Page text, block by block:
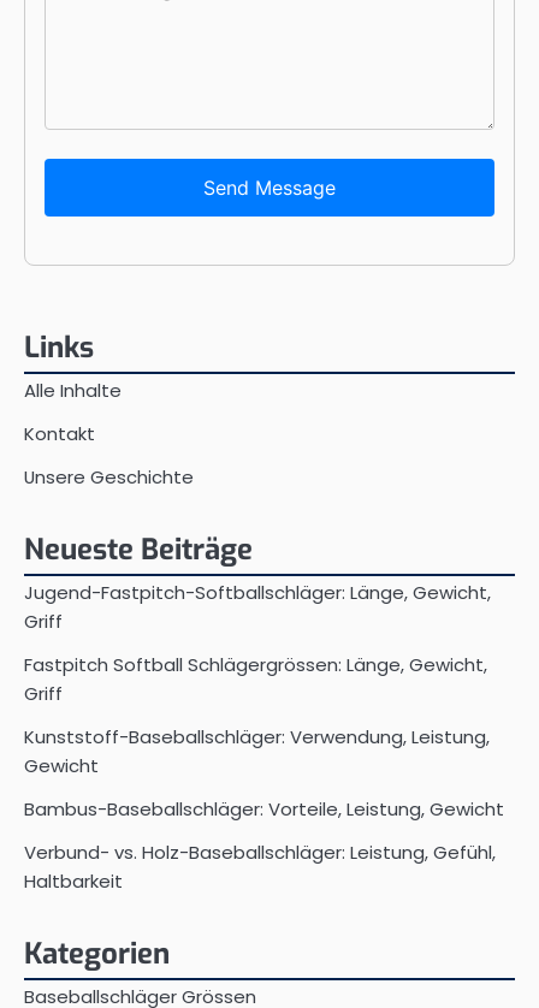
Send Message
Links
Alle Inhalte
Kontakt
Unsere Geschichte
Neueste Beiträge
Jugend-Fastpitch-Softballschläger: Länge, Gewicht,
Griff
Fastpitch Softball Schlägergrössen: Länge, Gewicht,
Griff
Kunststoff-Baseballschläger: Verwendung, Leistung,
Gewicht
Bambus-Baseballschläger: Vorteile, Leistung, Gewicht
Verbund- vs. Holz-Baseballschläger: Leistung, Gefühl,
Haltbarkeit
Kategorien
Baseballschläger Grössen